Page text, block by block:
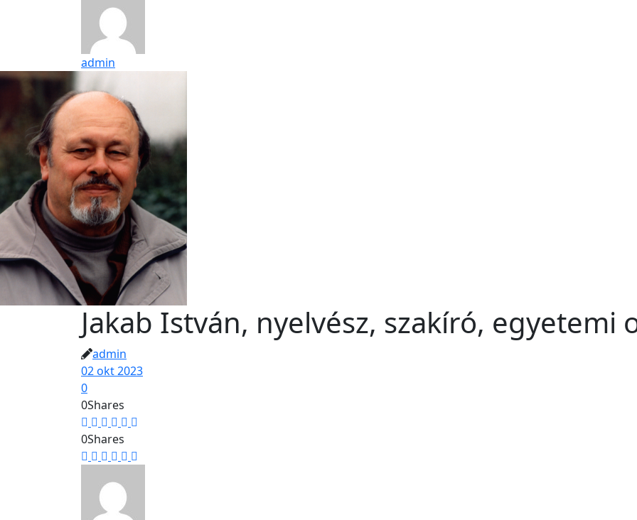
admin
Jakab István, nyelvész, szakíró, egyetemi
admin
02 okt 2023
0
0Shares
0Shares